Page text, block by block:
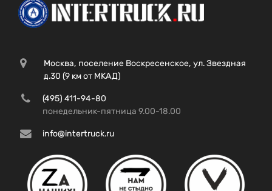
Москва, поселение Воскресенское, ул. Звездная
д.30 (9 км от МКАД)
(495) 411-94-80
понедельник-пятница 9.00-18.00
info@intertruck.ru